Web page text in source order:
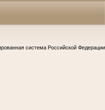
система Российской